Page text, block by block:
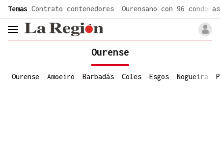
Temas Contrato contenedores Ourensano con 96 condenas
header.menu.open
Ourense
Ourense Amoeiro Barbadás Coles Esgos Nogueira